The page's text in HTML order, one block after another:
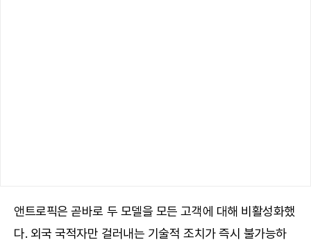
앤트로픽은 곧바로 두 모델을 모든 고객에 대해 비활성화했
다. 외국 국적자만 걸러내는 기술적 조치가 즉시 불가능하